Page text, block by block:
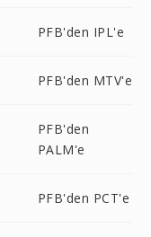
PFB'den IPL'e
PFB'den MTV'e
PFB'den
PALM'e
PFB'den PCT'e